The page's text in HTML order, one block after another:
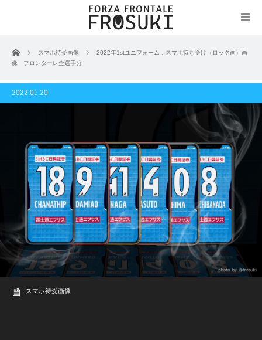
ホーム スマホ待受画像
2022年1stユニフォーム：スマホ待ち受け（ロック画）画
像 フロンターレ全選手分
2022.01.20
スマホ待受画像